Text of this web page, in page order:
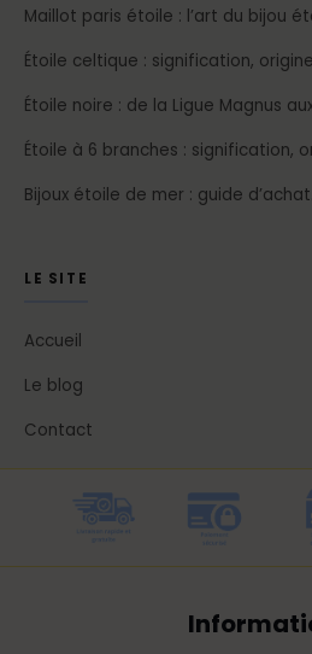
Maillot paris étoile : l’art du bijou
Étoile celtique : signification,
Étoile noire : de la Ligue Magnus
Étoile à 6 branches : signification,
Bijoux étoile de mer : guide
LE SITE
Accueil
Le blog
Contact